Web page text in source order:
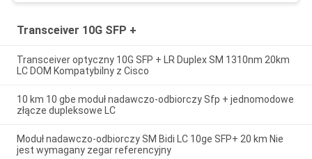
Transceiver 10G SFP +
Transceiver optyczny 10G SFP + LR Duplex SM 1310nm 20km
LC DOM Kompatybilny z Cisco
10 km 10 gbe moduł nadawczo-odbiorczy Sfp + jednomodowe
złącze dupleksowe LC
Moduł nadawczo-odbiorczy SM Bidi LC 10ge SFP+ 20 km Nie
jest wymagany zegar referencyjny